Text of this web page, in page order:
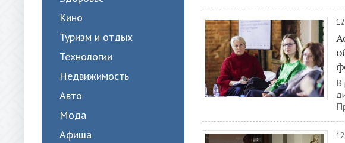
Кино
Туризм и отдых
Технологии
Недвижимость
Авто
Мода
Афиша
В